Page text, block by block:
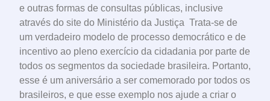
e outras formas de consultas públicas, inclusive
através do site do Ministério da Justiça Trata-se de
um verdadeiro modelo de processo democrático e de
incentivo ao pleno exercício da cidadania por parte de
todos os segmentos da sociedade brasileira. Portanto,
esse é um aniversário a ser comemorado por todos os
brasileiros, e que esse exemplo nos ajude a criar o